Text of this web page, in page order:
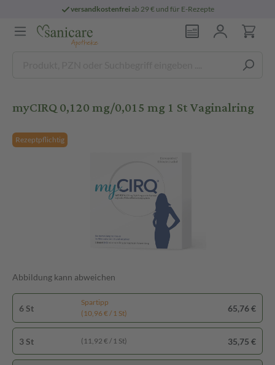
versandkostenfreiab 29 € und für E-Rezepte
myCIRQ 0,120 mg/0,015 mg 1 St Vaginalring
Rezeptpflichtig
Abbildung kann abweichen
6 St
Spartipp
(10,96 € / 1 St)
65,76 €
3 St (11,92 € / 1 St) 35,75 €